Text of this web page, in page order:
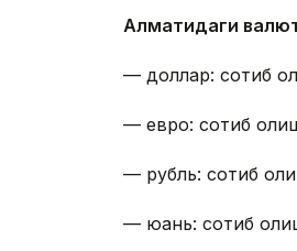
Алматидаги
— доллар: сотиб
— евро: сотиб
— рубль: сотиб
— юань: сотиб